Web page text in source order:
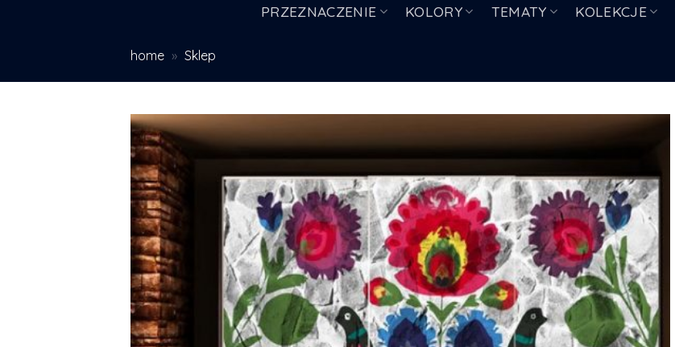
PRZEZNACZENIE KOLORY TEMATY KOLEKCJE
home » Sklep